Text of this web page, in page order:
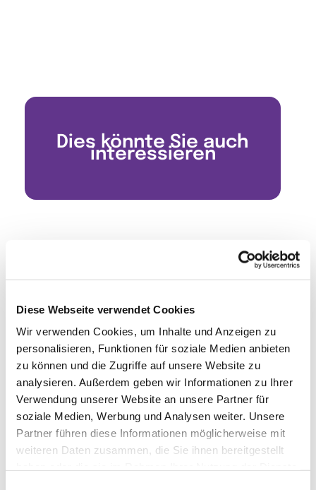
Diese Webseite verwendet Cookies
Wir verwenden Cookies, um Inhalte und Anzeigen zu
personalisieren, Funktionen für soziale Medien anbieten
zu können und die Zugriffe auf unsere Website zu
analysieren. Außerdem geben wir Informationen zu Ihrer
Verwendung unserer Website an unsere Partner für
soziale Medien, Werbung und Analysen weiter. Unsere
Partner führen diese Informationen möglicherweise mit
weiteren Daten zusammen, die Sie ihnen bereitgestellt
Dies könnte Sie auch
interessieren